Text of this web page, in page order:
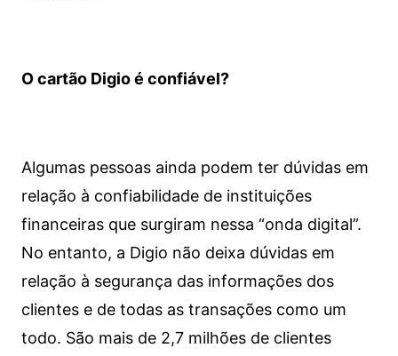
O cartão Digio é confiável?
Algumas pessoas ainda podem ter dúvidas em
relação à confiabilidade de instituições
financeiras que surgiram nessa “onda digital”.
No entanto, a Digio não deixa dúvidas em
relação à segurança das informações dos
clientes e de todas as transações como um
todo. São mais de 2,7 milhões de clientes